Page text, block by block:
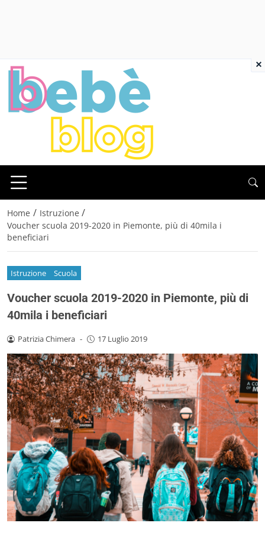
Home / Istruzione /
Voucher scuola 2019-2020 in Piemonte, più di 40mila i
beneficiari
Istruzione Scuola
Voucher scuola 2019-2020 in Piemonte, più di
40mila i beneficiari
Patrizia Chimera - 17 Luglio 2019
×